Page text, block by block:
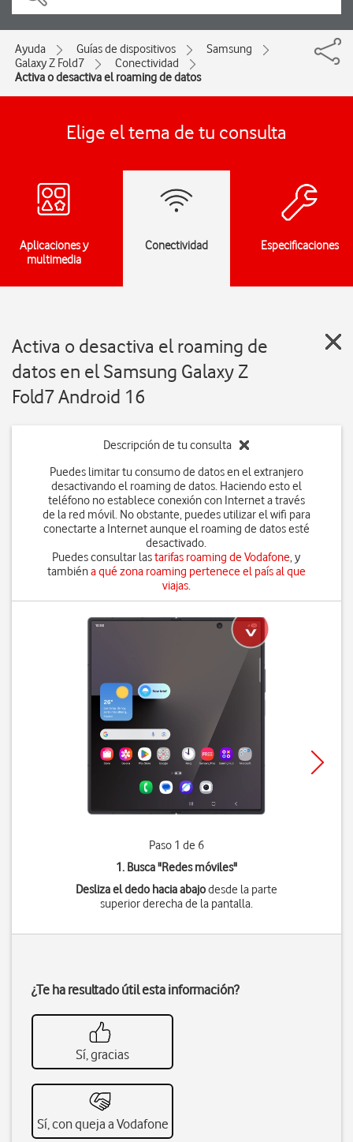
Ayuda Guías de dispositivos
Samsung
Galaxy Z Fold7
Conectividad
Activa o desactiva el roaming de datos
Elige el tema de tu consulta
Aplicaciones y
multimedia
Conectividad Especificaciones
Activa o desactiva el roaming de
datos en el Samsung Galaxy Z
Fold7 Android 16
Descripción de tu consulta
Puedes limitar tu consumo de datos en el extranjero
desactivando el roaming de datos. Haciendo esto el
teléfono no establece conexión con Internet a través
de la red móvil. No obstante, puedes utilizar el wifi para
conectarte a Internet aunque el roaming de datos esté
desactivado.
Puedes consultar lastarifas roaming de Vodafone, y
tambiéna qué zona roaming pertenece el país al que
viajas.
Paso 1 de 6
1. Busca "Redes móviles"
Desliza el dedo hacia abajodesde la parte
superior derecha de la pantalla.
¿Te ha resultado útil esta información?
Sí, gracias
Sí, con queja a Vodafone